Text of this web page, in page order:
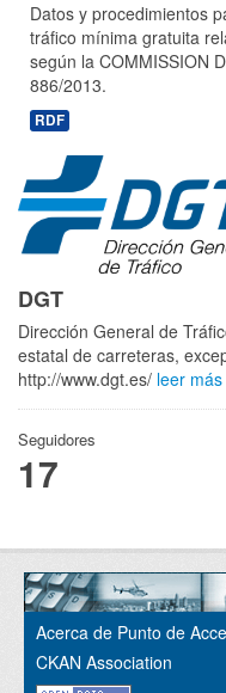
Datos y procedimientos
tráfico mínima gratuita
según la COMMISSION
886/2013.
RDF
DGT
Dirección General de
estatal de carreteras,
http://www.dgt.es/ leer más
Seguidores
17
Acerca de Punto de
CKAN Association